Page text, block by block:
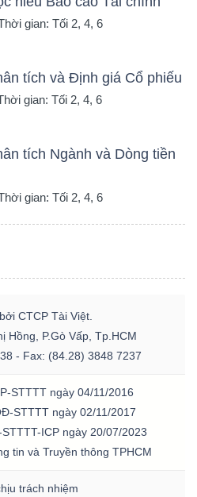
gian: Tối 2, 4, 6
tích và Định giá Cổ phiếu
gian: Tối 2, 4, 6
tích Ngành và Dòng tiền
gian: Tối 2, 4, 6
CTCP Tài Việt.
Hồng, P.Gò Vấp, Tp.HCM
- Fax: (84.28) 3848 7237
STTTT ngày 04/11/2016
STTTT ngày 02/11/2017
ICP ngày 20/07/2023
tin và Truyền thông TPHCM
trách nhiệm